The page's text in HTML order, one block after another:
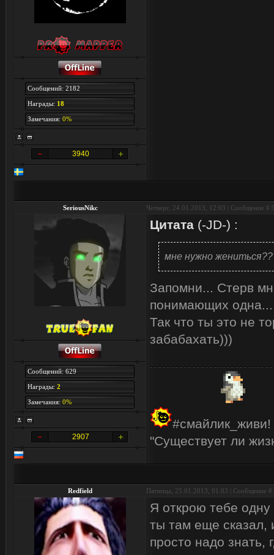
Сообщений: 2182
Награды: 18
Замечания: 0%
3940
SeriousNikc Четверг, 24.01.2013, 12:03 | Сообщение #
Сообщений: 629
Награды: 2
Замечания: 0%
2907
Цитата (-JD-) :
мне нужно
Запомни... Стерв
понимающих
Так что ты это не
забабахать)))
#смайлик_живи!
"Существует ли
Redfield Пятница, 25.01.2013, 01:03 | Сообщение #
Я открою тебе
ты там еще сказал,
просто надо знать,